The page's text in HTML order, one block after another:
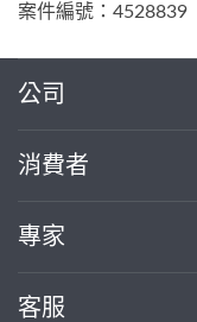
案件編號：4528839
公司
消費者
專家
客服